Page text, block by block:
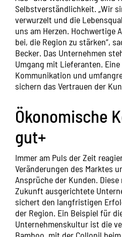
Selbstverständlichkeit. „Wir
verwurzelt und die
uns am Herzen. Hochwertige
bei, die Region zu stärken“,
Becker. Das Unternehmen
Umgang mit Lieferanten.
Kommunikation und
sichern das Vertrauen der
Ökonomische
gut+
Immer am Puls der Zeit
Veränderungen des Marktes
Ansprüche der Kunden.
Zukunft ausgerichtete
sichert den langfristigen
der Region. Ein Beispiel für
Unternehmenskultur ist die